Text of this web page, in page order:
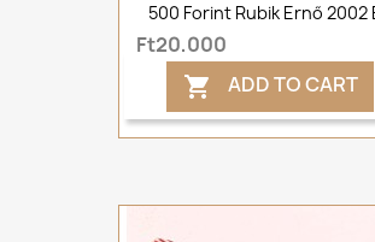
500 Forint Rubik Ernő 2002
Ft20,000
 ADD TO CART